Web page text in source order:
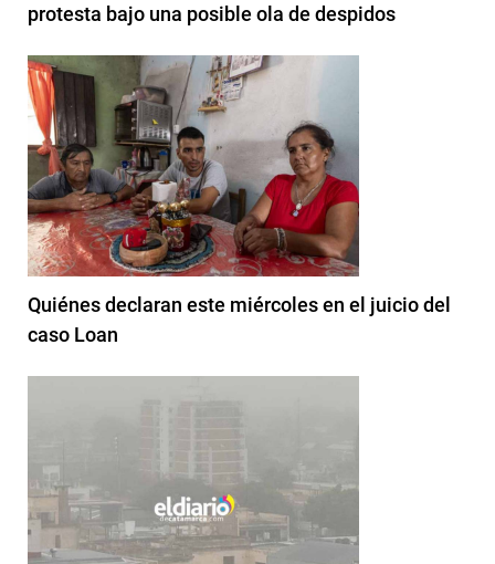
protesta bajo una posible ola de despidos
Quiénes declaran este miércoles en el juicio del
caso Loan